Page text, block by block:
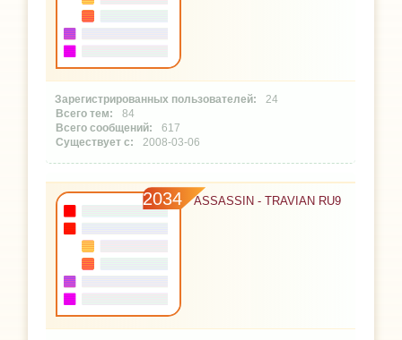
24
84
617
2008-03-06
2034 ASSASSIN - TRAVIAN RU9